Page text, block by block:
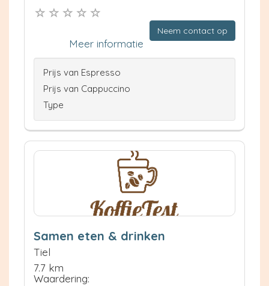
Neem contact op
Meer informatie
Prijs van Espresso
Prijs van Cappuccino
Type
Samen eten & drinken
Tiel
7.7 km
Waardering: